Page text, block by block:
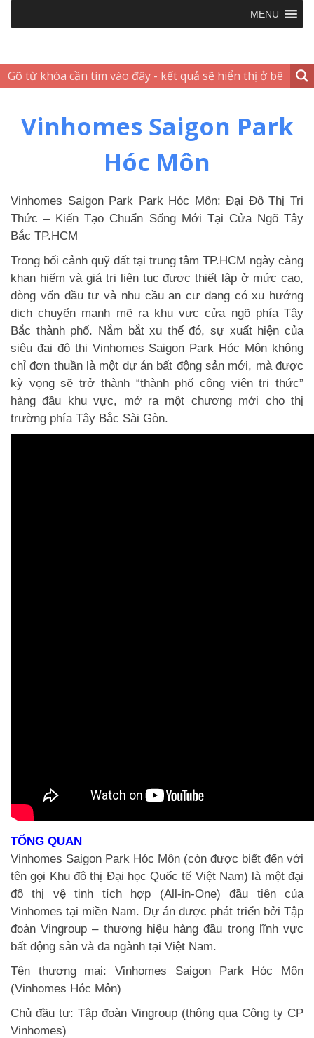
MENU
Vinhomes Saigon Park
Hóc Môn
Vinhomes Saigon Park Park Hóc Môn: Đại Đô Thị Tri
Thức – Kiến Tạo Chuẩn Sống Mới Tại Cửa Ngõ Tây
Bắc TP.HCM
Trong bối cảnh quỹ đất tại trung tâm TP.HCM ngày càng
khan hiếm và giá trị liên tục được thiết lập ở mức cao,
dòng vốn đầu tư và nhu cầu an cư đang có xu hướng
dịch chuyển mạnh mẽ ra khu vực cửa ngõ phía Tây
Bắc thành phố. Nắm bắt xu thế đó, sự xuất hiện của
siêu đại đô thị Vinhomes Saigon Park Hóc Môn không
chỉ đơn thuần là một dự án bất động sản mới, mà được
kỳ vọng sẽ trở thành “thành phố công viên tri thức”
hàng đầu khu vực, mở ra một chương mới cho thị
trường phía Tây Bắc Sài Gòn.
TỔNG QUAN
Vinhomes Saigon Park Hóc Môn (còn được biết đến với
tên gọi Khu đô thị Đại học Quốc tế Việt Nam) là một đại
đô thị vệ tinh tích hợp (All-in-One) đầu tiên của
Vinhomes tại miền Nam. Dự án được phát triển bởi Tập
đoàn Vingroup – thương hiệu hàng đầu trong lĩnh vực
bất động sản và đa ngành tại Việt Nam.
Tên thương mại: Vinhomes Saigon Park Hóc Môn
(Vinhomes Hóc Môn)
Chủ đầu tư: Tập đoàn Vingroup (thông qua Công ty CP
Vinhomes)